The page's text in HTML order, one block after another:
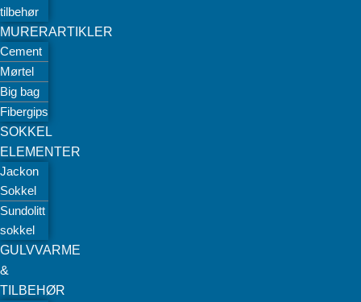
tilbehør
MURERARTIKLER
Cement
Mørtel
Big bag
Fibergips
SOKKEL
ELEMENTER
Jackon
Sokkel
Sundolitt
sokkel
GULVVARME
&
TILBEHØR